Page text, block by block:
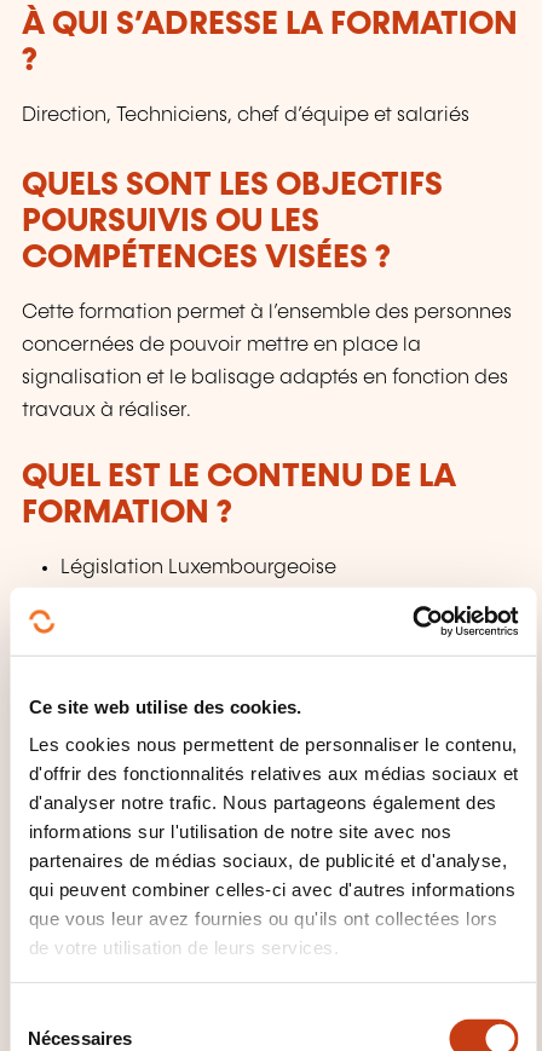
Ce site web utilise des cookies.
Les cookies nous permettent de personnaliser le contenu,
d'offrir des fonctionnalités relatives aux médias sociaux et
d'analyser notre trafic. Nous partageons également des
informations sur l'utilisation de notre site avec nos
partenaires de médias sociaux, de publicité et d'analyse,
qui peuvent combiner celles-ci avec d'autres informations
que vous leur avez fournies ou qu'ils ont collectées lors
de votre utilisation de leurs services.
Nécessaires
doit pas simplement "cocher une case"… elle
doit avoir un réel impact.
À QUI S’ADRESSE LA FORMATION
?
Direction, Techniciens, chef d’équipe et salariés
QUELS SONT LES OBJECTIFS
POURSUIVIS OU LES
COMPÉTENCES VISÉES ?
Cette formation permet à l’ensemble des personnes
concernées de pouvoir mettre en place la
signalisation et le balisage adaptés en fonction des
travaux à réaliser.
QUEL EST LE CONTENU DE LA
FORMATION ?
Législation Luxembourgeoise
Réglementation concernant la signalisation
publique
Modalités de signalisation concernant les
chantiers mobiles.
Les précautions d’usages.
Les différents types de matériels à utiliser selon
norme Européenne.
QUELLES MÉTHODES
?